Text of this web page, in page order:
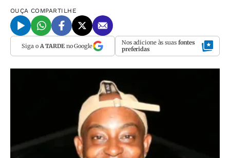
OUÇA COMPARTILHE
Siga o A TARDEno Google Nos adicione às suas fontes
preferidas